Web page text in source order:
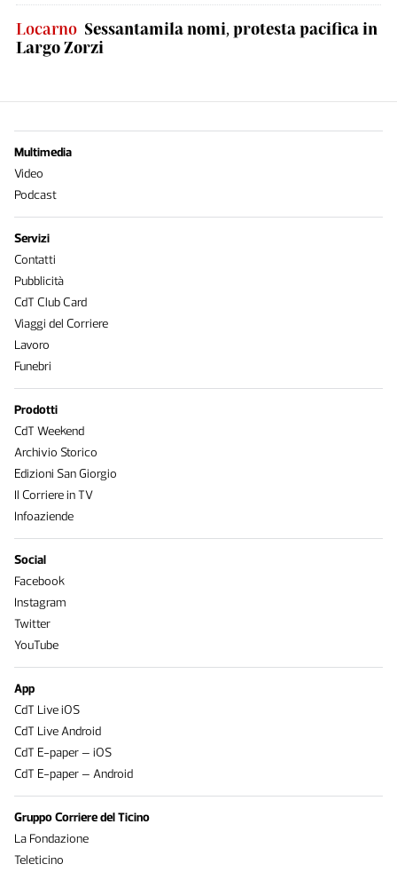
Locarno Sessantamila nomi, protesta pacifica in
Largo Zorzi
Multimedia
Video
Podcast
Servizi
Contatti
Pubblicità
CdT Club Card
Viaggi del Corriere
Lavoro
Funebri
Prodotti
CdT Weekend
Archivio Storico
Edizioni San Giorgio
Il Corriere in TV
Infoaziende
Social
Facebook
Instagram
Twitter
YouTube
App
CdT Live iOS
CdT Live Android
CdT E-paper – iOS
CdT E-paper – Android
Gruppo Corriere del Ticino
La Fondazione
Teleticino